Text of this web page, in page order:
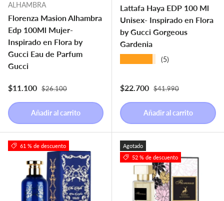
ALHAMBRA
Florenza Masion Alhambra
Edp 100Ml Mujer-
Inspirado en Flora by
Gucci Eau de Parfum
Gucci
Precio de venta
$11.100 Precio normal
$26.100
Añadir al carrito
Lattafa Haya EDP 100 Ml
Unisex- Inspirado en Flora
by Gucci Gorgeous
Gardenia
(5)
Precio de venta
$22.700 Precio normal
$41.990
Añadir al carrito
61 % de descuento
Agotado
52 % de descuento